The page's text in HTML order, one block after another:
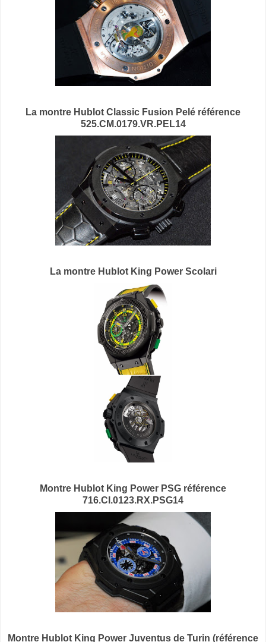
La montre Hublot Classic Fusion Pelé référence
525.CM.0179.VR.PEL14
La montre Hublot King Power Scolari
Montre Hublot King Power PSG référence
716.CI.0123.RX.PSG14
Montre Hublot King Power Juventus de Turin (référence